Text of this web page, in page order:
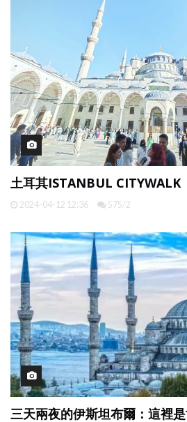
土耳其ISTANBUL CITYWALK
2024-04-12 12:36 575/2
三天兩夜的伊斯坦布爾：這裡